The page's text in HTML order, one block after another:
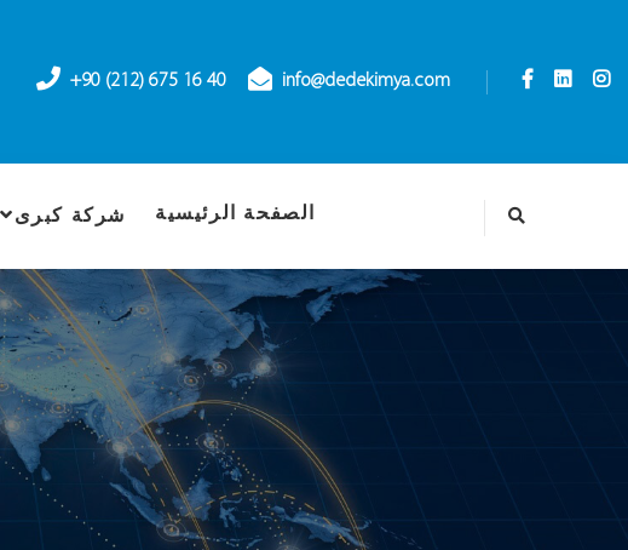
+90 (212) 675 16 40 info@dedekimya.com
الصفحة الرئيسية شركة كبرى